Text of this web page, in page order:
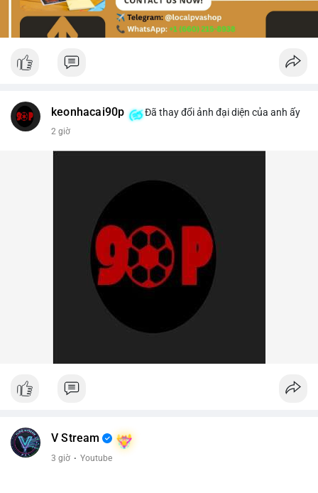
keonhacai90p Đã thay đổi ảnh đại diện của anh ấy
2 giờ
V Stream
3 giờ · Youtube